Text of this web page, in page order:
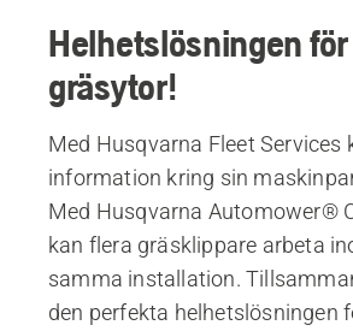
Helhetslösningen
gräsytor!
Med Husqvarna Fleet Services
information kring sin
Med Husqvarna Automower®
kan flera gräsklippare arbeta
samma installation.
den perfekta helhetslösningen